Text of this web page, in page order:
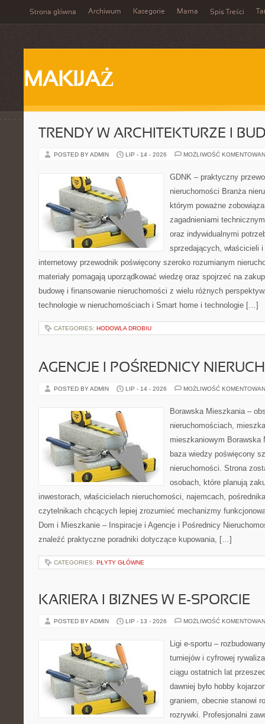
Strona główna Archiwum Kategorie Mama Spis Treści
MAKIJAŻ
TRENDY W ARCHITEKTURZE I
POSTED BY ADMIN LIP - 14 - 2026 MOŻLIWOŚĆ
GDNK – praktyczny
nieruchomości Branża
którym poważne
zagadnieniami
oraz indywidualnymi
sprzedających, właścicieli
internetowy przewodnik poświęcony szeroko rozumianym
materiały pomagają uporządkować wiedzę oraz spojrzeć na
budowę i finansowanie nieruchomości z wielu różnych
technologie w nieruchomościach i Smart home i technologie […]
CATEGORIES: HODOWLA DROBIU
AGENCJE I POŚREDNICY
POSTED BY ADMIN LIP - 14 - 2026 MOŻLIWOŚĆ
Borawska Mieszkania –
nieruchomościach,
mieszkaniowym Borawska
baza wiedzy poświęcony
nieruchomości. Strona
osobach, które planują
inwestorach, właścicielach nieruchomości, najemcach,
czytelnikach chcących lepiej zrozumieć mechanizmy
Dom i Mieszkanie – Inspiracje i Agencje i Pośrednicy
znaleźć praktyczne poradniki dotyczące kupowania, […]
CATEGORIES: PŁYTY GŁÓWNE
KARIERA I BIZNES W E-SPORCIE
POSTED BY ADMIN LIP - 13 - 2026 MOŻLIWOŚĆ
Ligi e-sportu –
turniejów i cyfrowej
ciągu ostatnich lat
dawniej było hobby
graniem, obecnie stanowi
rozrywki. Profesjonalni